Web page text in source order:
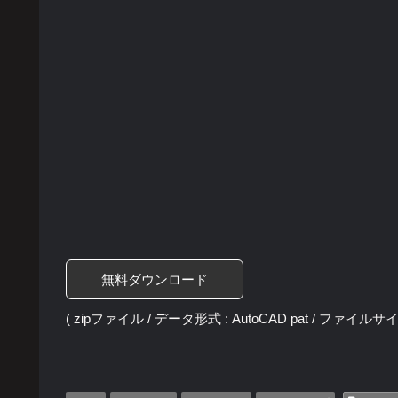
無料ダウンロード
( zipファイル / データ形式 : AutoCAD pat / ファイルサ